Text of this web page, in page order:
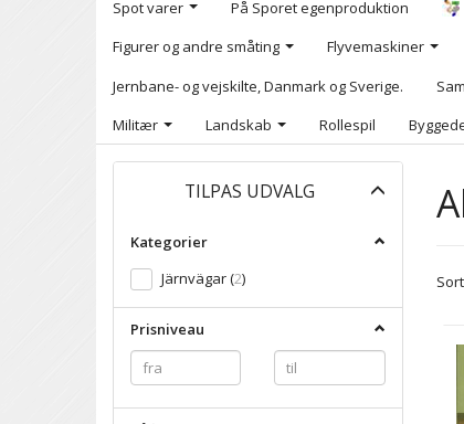
Spot varer På Sporet egenproduktion
Figurer og andre småting
Flyvemaskiner
Jernbane- og vejskilte, Danmark og Sverige.
Militær
Landskab Rollespil
TILPAS UDVALG
Skifte
filter
Kategorier
Järnvägar(2)
Prisniveau